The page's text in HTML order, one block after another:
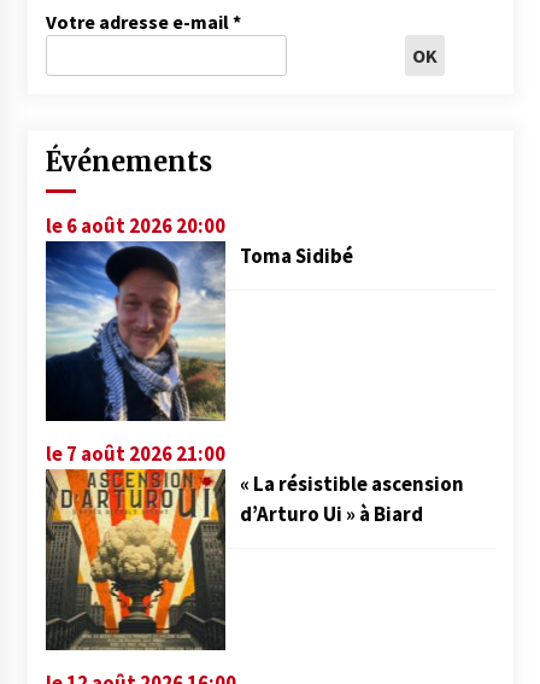
Votre adresse e-mail*
Événements
le 6 août 2026 20:00
Toma Sidibé
le 7 août 2026 21:00
« La résistible ascension
d’Arturo Ui » à Biard